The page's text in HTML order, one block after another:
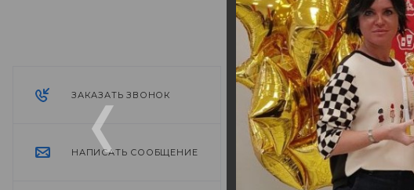
ЗАКАЗАТЬ ЗВОНОК
НАПИСАТЬ СООБЩЕНИЕ
2019